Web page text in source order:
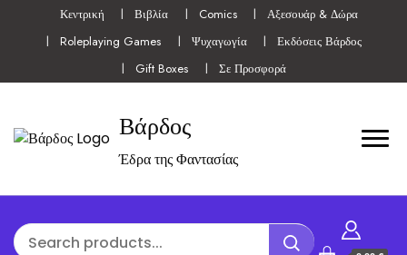
Κεντρική Βιβλία Comics
Αξεσουάρ & Δώρα
Roleplaying Games
Ψυχαγωγία
Εκδόσεις Βάρδος
Gift Boxes
Σε Προσφορά
Βάρδος
Έδρα της Φαντασίας